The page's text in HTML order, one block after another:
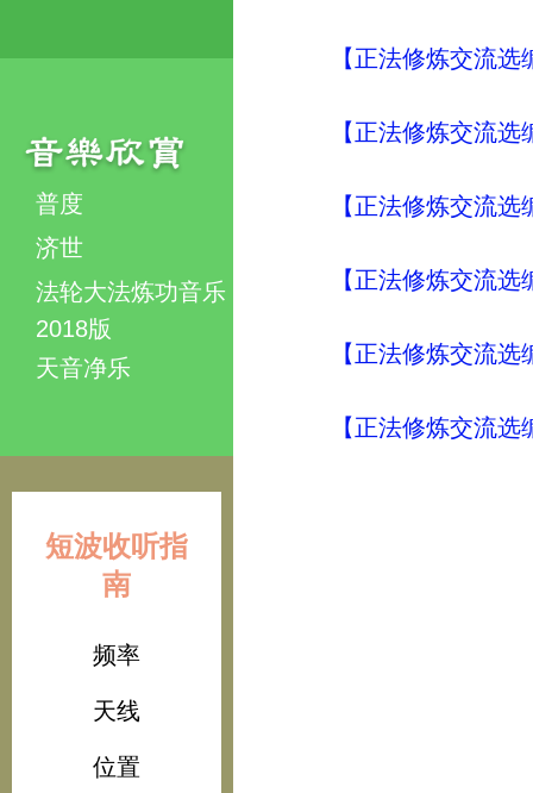
普度
济世
法轮大法炼功音乐
2018版
天音净乐
短波收听指
南
频率
天线
位置
【正法修炼交流
【正法修炼交流
【正法修炼交流
【正法修炼交流
【正法修炼交流
【正法修炼交流